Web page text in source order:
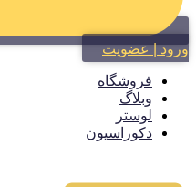
| عضویت
فروشگاه
وبلاگ
لوستر
دکوراسیون